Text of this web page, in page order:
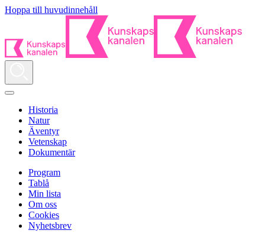
Hoppa till huvudinnehåll
Historia
Natur
Äventyr
Vetenskap
Dokumentär
Program
Tablå
Min lista
Om oss
Cookies
Nyhetsbrev